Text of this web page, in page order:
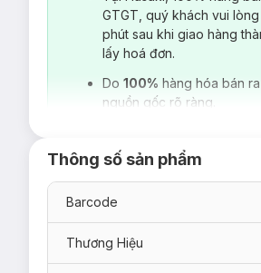
GTGT, quý khách vui
phút sau khi giao hàng
lấy hoá đơn.
Do 100% hàng hóa bán
nguồn gốc rõ ràng.
Thông số sản phẩm
Barcode
Thương Hiệu